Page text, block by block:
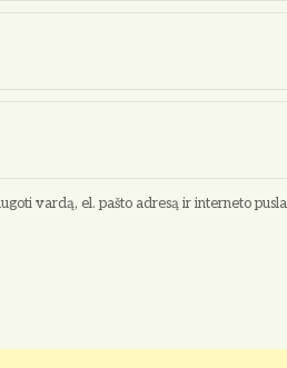
vardą, el. pašto adresą ir interneto